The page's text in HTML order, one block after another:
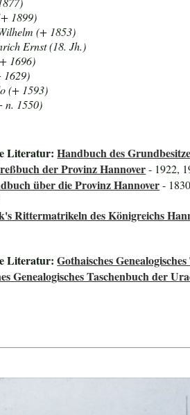
1899)
(+ 1853)
Ernst (18. Jh.)
1696)
1629)
(+ 1593)
n. 1550)
Literatur:Handbuch des
der Provinz Hannover- 1922,
über die Provinz Hannover-
Rittermatrikeln des Königreichs
Literatur:Gothaisches
Genealogisches Taschenbuch der